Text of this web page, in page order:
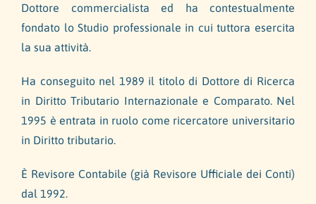
Dottore commercialista ed ha contestualmente
fondato lo Studio professionale in cui tuttora esercita
la sua attività.
Ha conseguito nel 1989 il titolo di Dottore di Ricerca
in Diritto Tributario Internazionale e Comparato. Nel
1995 è entrata in ruolo come ricercatore universitario
in Diritto tributario.
È Revisore Contabile (già Revisore Ufficiale dei Conti)
dal 1992.